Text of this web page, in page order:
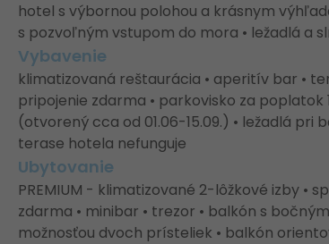
hotel s výbornou polohou a krásnym
s pozvoľným vstupom do mora • ležadlá a
Vybavenie
klimatizovaná reštaurácia • aperitív bar •
pripojenie zdarma • parkovisko za
(otvorený cca od 01.06-15.09.) • ležadlá
terase hotela nefunguje
Ubytovanie
PREMIUM - klimatizované 2-lôžkové izby •
zdarma • minibar • trezor • balkón s
možnosťou dvoch prísteliek • balkón